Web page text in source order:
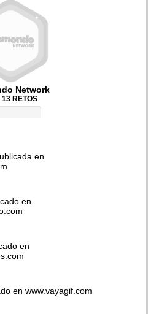
Network
13 RETOS
en
en
en
en www.vayagif.com